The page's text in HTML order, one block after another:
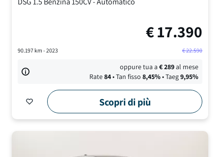
€17.390
90.197km - 2023 €22.590
oppure tua a€289al mese
Rate84• Tan fisso 8,45%• Taeg9,95%
Scopri di più